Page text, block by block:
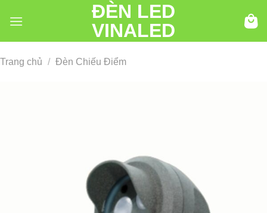
đến
ĐÈN LED
VINALED
Trang chủ / Đèn Chiếu Điểm